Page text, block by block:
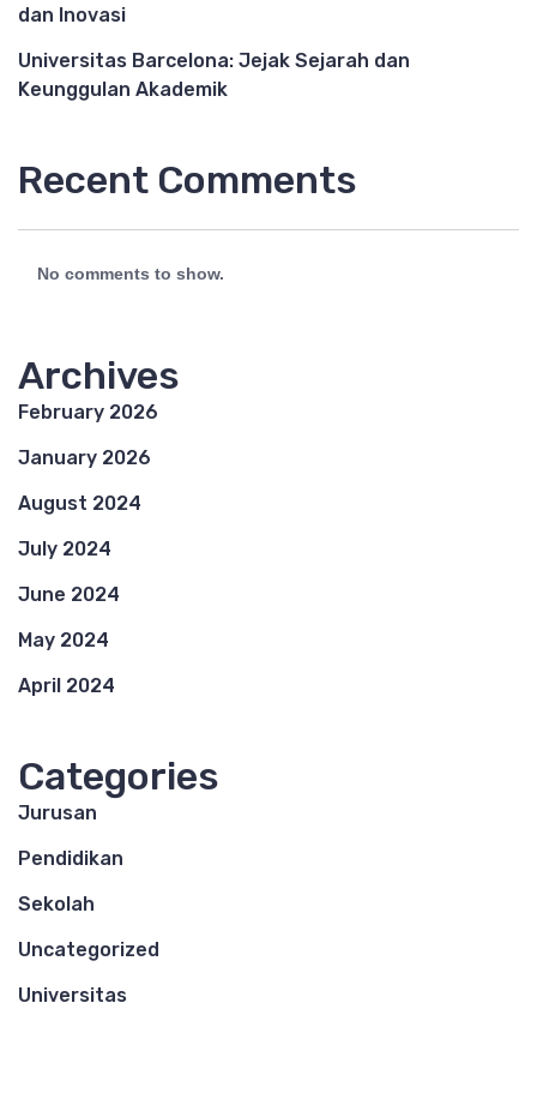
dan Inovasi
Universitas Barcelona: Jejak Sejarah dan
Keunggulan Akademik
Recent Comments
No comments to show.
Archives
February 2026
January 2026
August 2024
July 2024
June 2024
May 2024
April 2024
Categories
Jurusan
Pendidikan
Sekolah
Uncategorized
Universitas